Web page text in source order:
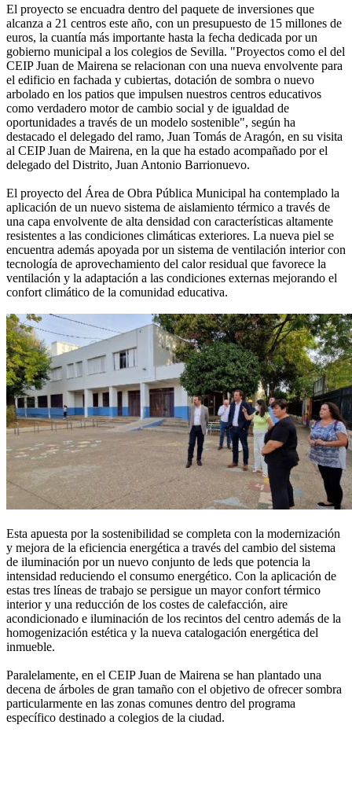
El proyecto se encuadra dentro del paquete de inversiones que
alcanza a 21 centros este año, con un presupuesto de 15 millones de
euros, la cuantía más importante hasta la fecha dedicada por un
gobierno municipal a los colegios de Sevilla. "Proyectos como el del
CEIP Juan de Mairena se relacionan con una nueva envolvente para
el edificio en fachada y cubiertas, dotación de sombra o nuevo
arbolado en los patios que impulsen nuestros centros educativos
como verdadero motor de cambio social y de igualdad de
oportunidades a través de un modelo sostenible", según ha
destacado el delegado del ramo, Juan Tomás de Aragón, en su visita
al CEIP Juan de Mairena, en la que ha estado acompañado por el
delegado del Distrito, Juan Antonio Barrionuevo.
El proyecto del Área de Obra Pública Municipal ha contemplado la
aplicación de un nuevo sistema de aislamiento térmico a través de
una capa envolvente de alta densidad con características altamente
resistentes a las condiciones climáticas exteriores. La nueva piel se
encuentra además apoyada por un sistema de ventilación interior con
tecnología de aprovechamiento del calor residual que favorece la
ventilación y la adaptación a las condiciones externas mejorando el
confort climático de la comunidad educativa.
Esta apuesta por la sostenibilidad se completa con la modernización
y mejora de la eficiencia energética a través del cambio del sistema
de iluminación por un nuevo conjunto de leds que potencia la
intensidad reduciendo el consumo energético. Con la aplicación de
estas tres líneas de trabajo se persigue un mayor confort térmico
interior y una reducción de los costes de calefacción, aire
acondicionado e iluminación de los recintos del centro además de la
homogenización estética y la nueva catalogación energética del
inmueble.
Paralelamente, en el CEIP Juan de Mairena se han plantado una
decena de árboles de gran tamaño con el objetivo de ofrecer sombra
particularmente en las zonas comunes dentro del programa
específico destinado a colegios de la ciudad.